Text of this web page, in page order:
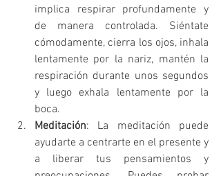
implica respirar profundamente y
de manera controlada. Siéntate
cómodamente, cierra los ojos, inhala
lentamente por la nariz, mantén la
respiración durante unos segundos
y luego exhala lentamente por la
boca.
Meditación: La meditación puede
ayudarte a centrarte en el presente y
a liberar tus pensamientos y